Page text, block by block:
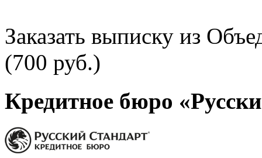
Заказать выписку из
(700 руб.)
Кредитное бюро